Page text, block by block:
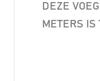
DEZE
METERS IS